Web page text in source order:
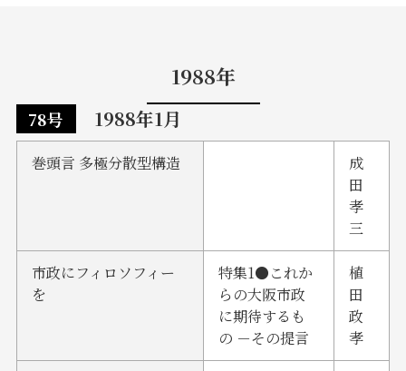
1988年
78号 1988年1月
巻頭言 多極分散型構造
成
田
孝
三
市政にフィロソフィー
を
特集1●これか
らの大阪市政
に期待するも
の －その提言
植
田
政
孝